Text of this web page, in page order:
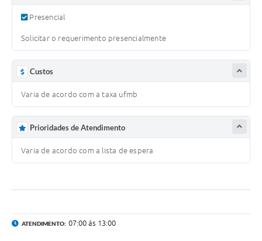
Presencial
Solicitar o requerimento presencialmente
Custos
Varia de acordo com a taxa ufmb
Prioridades de Atendimento
Varia de acordo com a lista de espera
ATENDIMENTO: 07:00 ás 13:00